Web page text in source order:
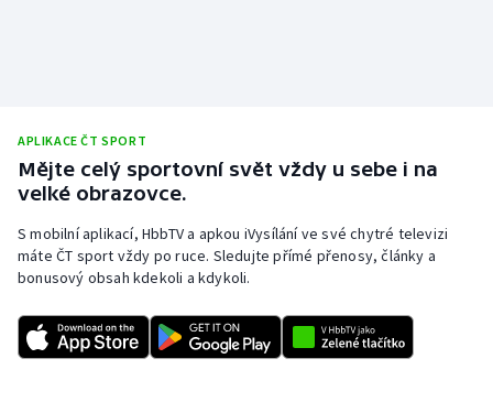
APLIKACE ČT SPORT
Mějte celý sportovní svět vždy u sebe i na
velké obrazovce.
S mobilní aplikací, HbbTV a apkou iVysílání ve své chytré televizi
máte ČT sport vždy po ruce. Sledujte přímé přenosy, články a
bonusový obsah kdekoli a kdykoli.